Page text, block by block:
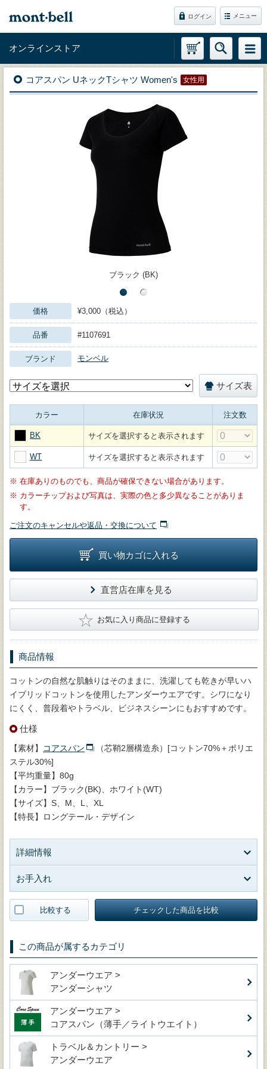
ログイン メニュー
オンラインストア
コアスパン UネックTシャツ Women's 女性用
ブラック (BK)
価格 ¥3,000（税込）
品番 #1107691
ブランド モンベル
サイズ表
カラー 在庫状況 注文数
BK サイズを選択すると表示されます
WT サイズを選択すると表示されます
※ 在庫ありのものでも、商品が確保できない場合があります。
※ カラーチップおよび写真は、実際の色と多少異なることがありま
す。
ご注文のキャンセルや返品・交換について
買い物カゴに入れる
直営店在庫を見る
★ お気に入り商品に登録する
商品情報
コットンの自然な肌触りはそのままに、洗濯しても乾きが早いハ
イブリッドコットンを使用したアンダーウエアです。シワになり
にくく、普段着やトラベル、ビジネスシーンにもおすすめです。
仕様
【素材】 コアスパン
（芯鞘2層構造糸）[コットン70%＋ポリエ
ステル30%]
【平均重量】80g
【カラー】ブラック(BK)、ホワイト(WT)
【サイズ】S、M、L、XL
【特長】ロングテール・デザイン
詳細情報
お手入れ
比較する チェックした商品を比較
この商品が属するカテゴリ
アンダーウエア >
アンダーシャツ
アンダーウエア >
コアスパン（薄手／ライトウエイト）
トラベル＆カントリー >
アンダーウエア